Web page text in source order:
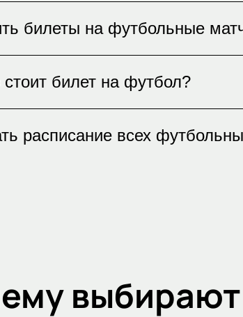
билетов на нашем сайте вы
места в разных
подлинности билетов!
билеты на футбольные
футбольные матчи можно легко
билетов на электронную почту
нашим сервисом.
стоит билет на футбол?
билетов зависит от места на
ознакомьтесь с доступными
расписание всех